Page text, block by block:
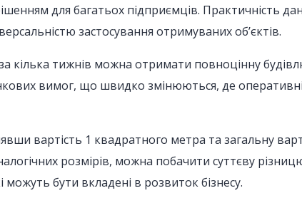
для багатьох підприємців. Практичність
застосування отримуваних об’єктів.
кілька тижнів можна отримати повноцінну
вимог, що швидко змінюються, де
вартість 1 квадратного метра та загальну
розмірів, можна побачити суттєву
бути вкладені в розвиток бізнесу.